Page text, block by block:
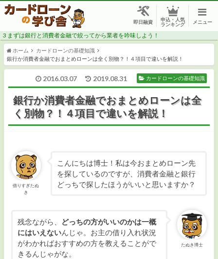
即日融資
申込・人気
ランキング
メニュー
安心感のある銀行で借りたい
審査に自信がない
低金利でお得に借りたい
毎月の返済額が安い
スマホ1つで申し込みたい
3 まずは銀行と消費者金融で絞ってから業者を吟味しよう！
ホーム
カードローンの基礎知識
銀行か消費者金融でおまとめローンは全く別物？！４項目で違いを解説！
2016.03.07 2019.08.31 カードローンの基礎知識
銀行か消費者金融でおまとめローンは全
く別物？！４項目で違いを解説！
借りすぎたぬ
き
こんにちは博士！私は今おまとめローン先
を探しているのですが、消費者金融と銀行
どっちで探したほうがいいと思いますか？
たぬき博士
残念ながら、 どっちの方がいいのかは一概
にはいえないんじゃ。お主の借り入れ状況
がわかればおすすめの方を教えることがで
きるんじゃがな。